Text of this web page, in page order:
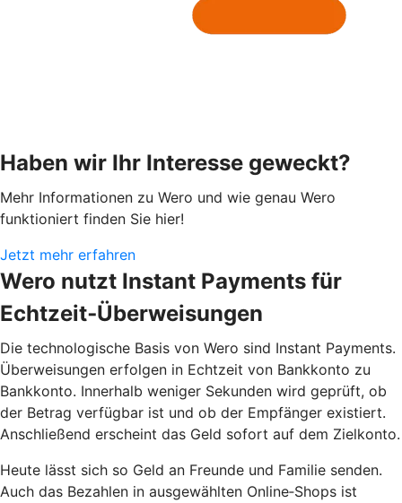
Haben wir Ihr Interesse geweckt?
Mehr Informationen zu Wero und wie genau Wero
funktioniert finden Sie hier!
Jetzt mehr erfahren
Wero nutzt Instant Payments für
Echtzeit‑Überweisungen
Die technologische Basis von Wero sind Instant Payments.
Überweisungen erfolgen in Echtzeit von Bankkonto zu
Bankkonto. Innerhalb weniger Sekunden wird geprüft, ob
der Betrag verfügbar ist und ob der Empfänger existiert.
Anschließend erscheint das Geld sofort auf dem Zielkonto.
Heute lässt sich so Geld an Freunde und Familie senden.
Auch das Bezahlen in ausgewählten Online‑Shops ist